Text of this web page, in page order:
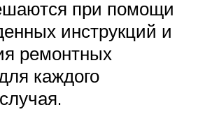
при помощи
инструкций и
ремонтных
каждого